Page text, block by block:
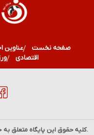
صفحه نخست عناوین
اقتصادی
.کلیه حقوق این پایگاه متعلق به